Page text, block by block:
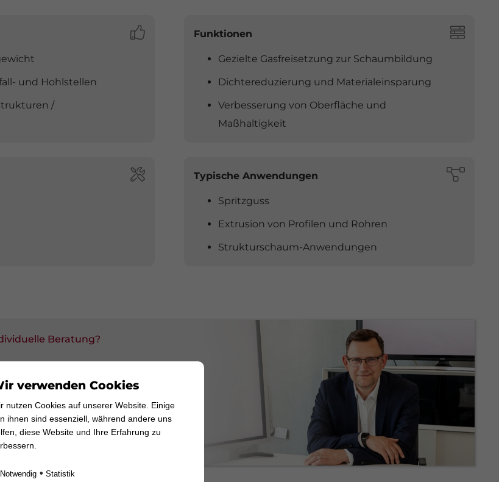
und Hohlstellen
/
Funktionen
Gezielte Gasfreisetzung zur Schaumbildung
Dichtereduzierung und Materialeinsparung
Verbesserung von Oberfläche und
Maßhaltigkeit
Typische Anwendungen
Spritzguss
Extrusion von Profilen und Rohren
Strukturschaum-Anwendungen
Beratung?
gerne
verwenden Cookies
nutzen Cookies auf unserer Website. Einige
ihnen sind essenziell, während andere uns
diese Website und Ihre Erfahrung zu
Notwendig • Statistik